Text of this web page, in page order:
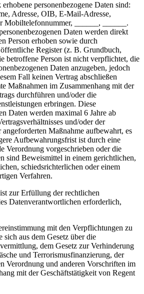
personenbezogene Daten sind:
Adresse, OIB, E-Mail-Adresse,
Mobiltelefonnummer, ______, ______.
Daten werden direkt
Person erhoben sowie durch
Register (z. B. Grundbuch,
betroffene Person ist nicht verpflichtet, die
Daten anzugeben, jedoch
Fall keinen Vertrag abschließen
Maßnahmen im Zusammenhang mit der
durchführen und/oder die
erbringen. Diese
Daten werden maximal 6 Jahre ab
und/oder der
Maßnahme aufbewahrt, es
Aufbewahrungsfrist ist durch eine
Verordnung vorgeschrieben oder die
sind Beweismittel in einem gerichtlichen,
schiedsrichterlichen oder einem
Verfahren.
zur Erfüllung der rechtlichen
Datenverantwortlichen erforderlich,
mit den Verpflichtungen zu
sich aus dem Gesetz über die
dem Gesetz zur Verhinderung
und Terrorismusfinanzierung, der
Verordnung und anderen Vorschriften im
mit der Geschäftstätigkeit von Regent